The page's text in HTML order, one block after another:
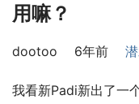
用嘛？
dootoo 6年前
我看新Padi新出了一